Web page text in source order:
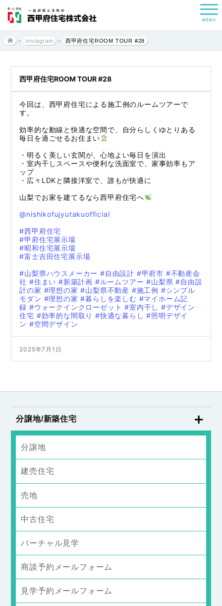
MENU
> Instagram > 西甲府住宅ROOM TOUR #28
西甲府住宅ROOM TOUR #28
今回は、西甲府住宅による施工例のルームツアーで
す。
効率的な動線と快適な空間で、自分らしくゆとりある
毎日を過ごせるお住まい
・明るく美しい玄関が、心地よい毎日を演出
・室内干しスペースや便利な洗面室で、家事効率もア
ップ
・広々LDKと隣接洋室で、誰もが快適に
山梨でお家を建てるなら西甲府住宅へ
@nishikofujyutakuofficial
#西甲府住宅
#甲府住宅展示場
#昭和住宅展示場
#富士吉田住宅展示場
#山梨県ハウスメーカー #自由設計 #甲府市 #不動産会
社 #住まい #新築計画 #ルームツアー #山梨県 #自由設
計の家 #理想の家 #山梨県不動産 #施工例 #シンプル
モダン #理想の家 #暮らしを楽しむ #マイホーム記
録 #ウォークインクローゼット #室内干し #デザイン
住宅 #効率的な間取り #快適な暮らし #照明デザイ
ン #空間デザイン
2025年7月1日
分譲地/新築住宅
分譲地
建売住宅
売地
中古住宅
バーチャル見学
商談予約メールフォーム
見学予約メールフォーム